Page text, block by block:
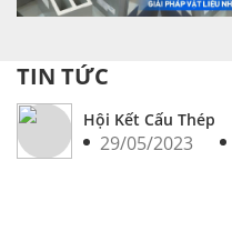
TIN TỨC
Hội Kết Cấu Thép
29/05/2023